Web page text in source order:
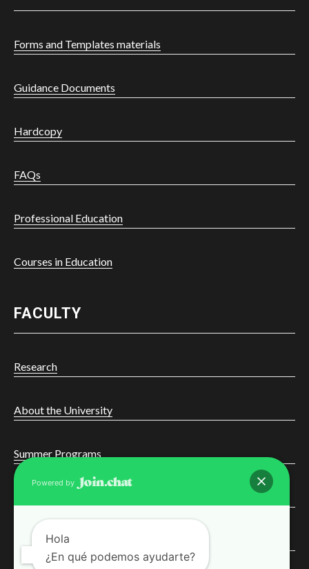
Forms and Templates materials
Guidance Documents
Hardcopy
FAQs
Professional Education
Courses in Education
FACULTY
Research
About the University
Summer Programs
Courses
Powered by
Hola
¿En qué podemos ayudarte?